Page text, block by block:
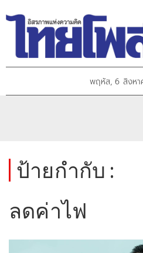
พฤหัส, 6 สิงห
ป้ายกำกับ :
ลดค่าไฟ